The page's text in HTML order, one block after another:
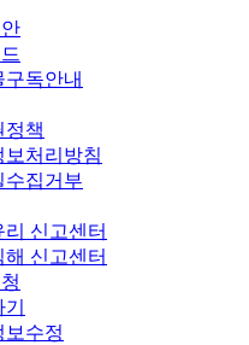
구독안내
정책
보처리방침
수집거부
리 신고센터
해 신고센터
보수정